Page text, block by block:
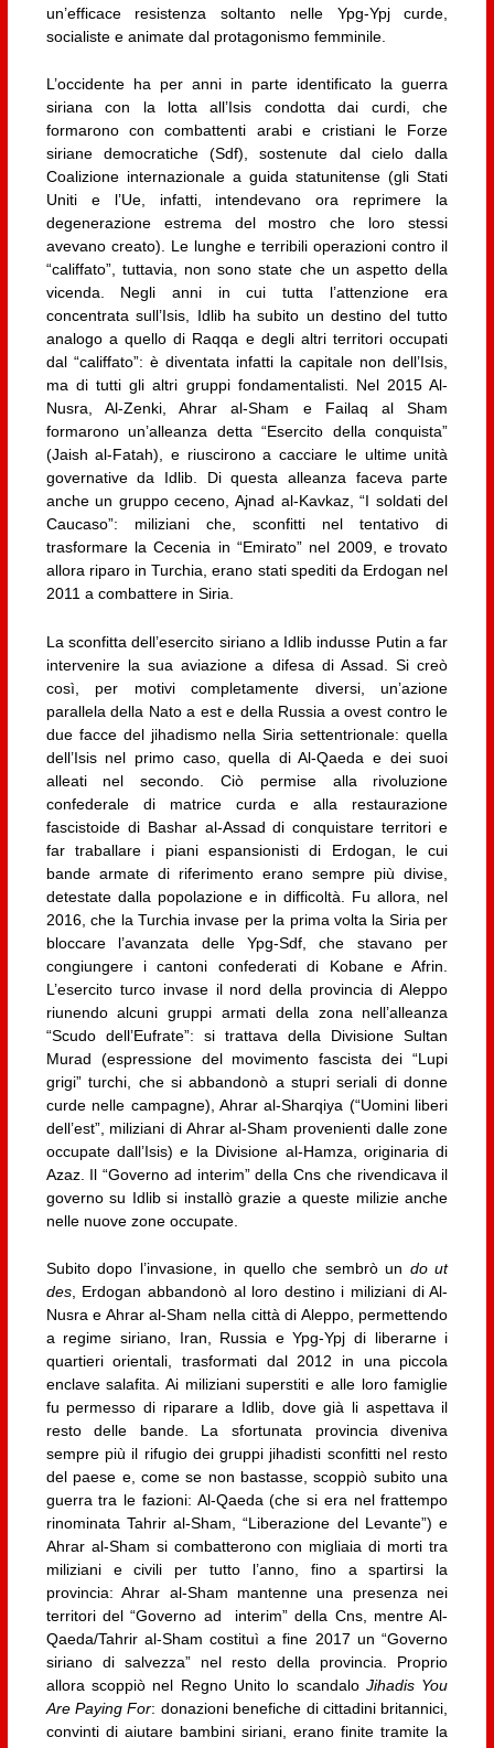
un’efficace resistenza soltanto nelle Ypg-Ypj curde,
socialiste e animate dal protagonismo femminile.
L’occidente ha per anni in parte identificato la guerra
siriana con la lotta all’Isis condotta dai curdi, che
formarono con combattenti arabi e cristiani le Forze
siriane democratiche (Sdf), sostenute dal cielo dalla
Coalizione internazionale a guida statunitense (gli Stati
Uniti e l’Ue, infatti, intendevano ora reprimere la
degenerazione estrema del mostro che loro stessi
avevano creato). Le lunghe e terribili operazioni contro il
“califfato”, tuttavia, non sono state che un aspetto della
vicenda. Negli anni in cui tutta l’attenzione era
concentrata sull’Isis, Idlib ha subito un destino del tutto
analogo a quello di Raqqa e degli altri territori occupati
dal “califfato”: è diventata infatti la capitale non dell’Isis,
ma di tutti gli altri gruppi fondamentalisti. Nel 2015 Al-
Nusra, Al-Zenki, Ahrar al-Sham e Failaq al Sham
formarono un’alleanza detta “Esercito della conquista”
(Jaish al-Fatah), e riuscirono a cacciare le ultime unità
governative da Idlib. Di questa alleanza faceva parte
anche un gruppo ceceno, Ajnad al-Kavkaz, “I soldati del
Caucaso”: miliziani che, sconfitti nel tentativo di
trasformare la Cecenia in “Emirato” nel 2009, e trovato
allora riparo in Turchia, erano stati spediti da Erdogan nel
2011 a combattere in Siria.
La sconfitta dell’esercito siriano a Idlib indusse Putin a far
intervenire la sua aviazione a difesa di Assad. Si creò
così, per motivi completamente diversi, un’azione
parallela della Nato a est e della Russia a ovest contro le
due facce del jihadismo nella Siria settentrionale: quella
dell’Isis nel primo caso, quella di Al-Qaeda e dei suoi
alleati nel secondo. Ciò permise alla rivoluzione
confederale di matrice curda e alla restaurazione
fascistoide di Bashar al-Assad di conquistare territori e
far traballare i piani espansionisti di Erdogan, le cui
bande armate di riferimento erano sempre più divise,
detestate dalla popolazione e in difficoltà. Fu allora, nel
2016, che la Turchia invase per la prima volta la Siria per
bloccare l’avanzata delle Ypg-Sdf, che stavano per
congiungere i cantoni confederati di Kobane e Afrin.
L’esercito turco invase il nord della provincia di Aleppo
riunendo alcuni gruppi armati della zona nell’alleanza
“Scudo dell’Eufrate”: si trattava della Divisione Sultan
Murad (espressione del movimento fascista dei “Lupi
grigi” turchi, che si abbandonò a stupri seriali di donne
curde nelle campagne), Ahrar al-Sharqiya (“Uomini liberi
dell’est”, miliziani di Ahrar al-Sham provenienti dalle zone
occupate dall’Isis) e la Divisione al-Hamza, originaria di
Azaz. Il “Governo ad interim” della Cns che rivendicava il
governo su Idlib si installò grazie a queste milizie anche
nelle nuove zone occupate.
Subito dopo l’invasione, in quello che sembrò un do ut
des, Erdogan abbandonò al loro destino i miliziani di Al-
Nusra e Ahrar al-Sham nella città di Aleppo, permettendo
a regime siriano, Iran, Russia e Ypg-Ypj di liberarne i
quartieri orientali, trasformati dal 2012 in una piccola
enclave salafita. Ai miliziani superstiti e alle loro famiglie
fu permesso di riparare a Idlib, dove già li aspettava il
resto delle bande. La sfortunata provincia diveniva
sempre più il rifugio dei gruppi jihadisti sconfitti nel resto
del paese e, come se non bastasse, scoppiò subito una
guerra tra le fazioni: Al-Qaeda (che si era nel frattempo
rinominata Tahrir al-Sham, “Liberazione del Levante”) e
Ahrar al-Sham si combatterono con migliaia di morti tra
miliziani e civili per tutto l’anno, fino a spartirsi la
provincia: Ahrar al-Sham mantenne una presenza nei
territori del “Governo ad interim” della Cns, mentre Al-
Qaeda/Tahrir al-Sham costituì a fine 2017 un “Governo
siriano di salvezza” nel resto della provincia. Proprio
allora scoppiò nel Regno Unito lo scandalo Jihadis You
Are Paying For: donazioni benefiche di cittadini britannici,
convinti di aiutare bambini siriani, erano finite tramite la